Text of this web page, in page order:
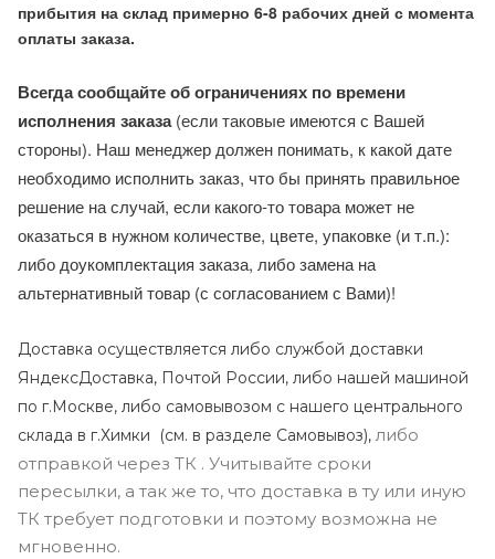
прибытия на склад примерно 6-8 рабочих дней с момента
оплаты заказа.
Всегда сообщайте об ограничениях по времени
исполнения заказа(если таковые имеются с Вашей
стороны). Наш менеджер должен понимать, к какой дате
необходимо исполнить заказ, что бы принять правильное
решение на случай, если какого-то товара может не
оказаться в нужном количестве, цвете, упаковке (и т.п.):
либо доукомплектация заказа, либо замена на
альтернативный товар (с согласованием с Вами)!
Доставка осуществляется либо службой доставки
ЯндексДоставка, Почтой России, либо нашей машиной
по г.Москве, либо самовывозом с нашего центрального
склада в г.Химки (см. в разделе Самовывоз), либо
отправкой через ТК . Учитывайте сроки
пересылки, а так же то, что доставка в ту или иную
ТК требует подготовки и поэтому возможна не
мгновенно.